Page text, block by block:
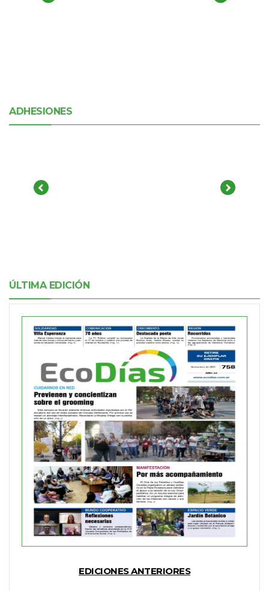
ADHESIONES
ÚLTIMA EDICIÓN
EDICIONES ANTERIORES